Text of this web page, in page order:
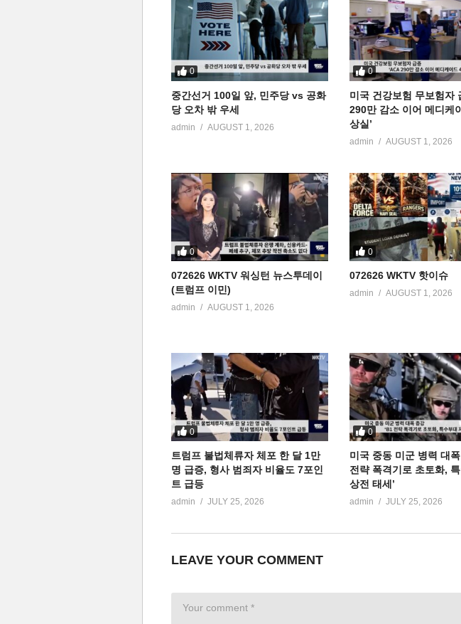
0
중간선거 100일 앞, 민주당 vs 공화
당 오차 밖 우세
admin AUGUST 1, 2026
0
미국 건강보험 무보험자
290만 감소 이어 메디케
상실’
admin AUGUST 1, 2026
0
072626 WKTV 워싱턴 뉴스투데이
(트럼프 이민)
admin AUGUST 1, 2026
0
072626 WKTV 핫이슈
admin AUGUST 1, 2026
0
트럼프 불법체류자 체포 한 달 1만
명 급증, 형사 범죄자 비율도 7포인
트 급등
admin JULY 25, 2026
0
미국 중동 미군 병력 대
전략 폭격기로 초토화,
상전 태세’
admin JULY 25, 2026
LEAVE YOUR COMMENT